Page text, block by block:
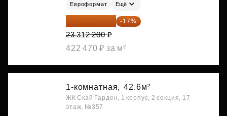
Евроформат Ещё
19 349 126 ₽ -17%
23 312 200 ₽
422 470 ₽ за м²
1-комнатная, 42.6м²
ЖК Скай Гарден, 1 корпус, 2 секция, 17
этаж, №357